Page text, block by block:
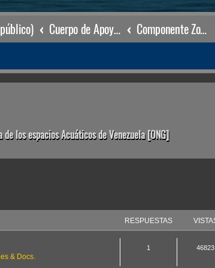
Cuerpo de Apoyo & Salvamento Marítimo (órgano operacional) Componente Zonal La Vela
los espacios Acuáticos de Venezuela [ONG]
avanzada
RESPUESTAS
& Docs.
1 46823